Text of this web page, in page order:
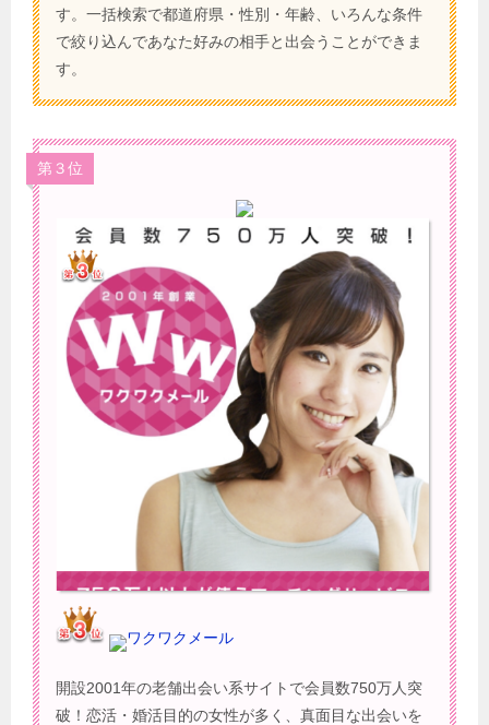
す。一括検索で都道府県・性別・年齢、いろんな条件
で絞り込んであなた好みの相手と出会うことができま
す。
第３位
ワクワクメール
開設2001年の老舗出会い系サイトで会員数750万人突
破！恋活・婚活目的の女性が多く、真面目な出会いを